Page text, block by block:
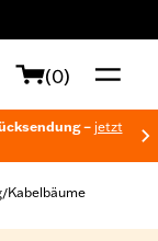
(0)
– jetzt
/Kabelbäume